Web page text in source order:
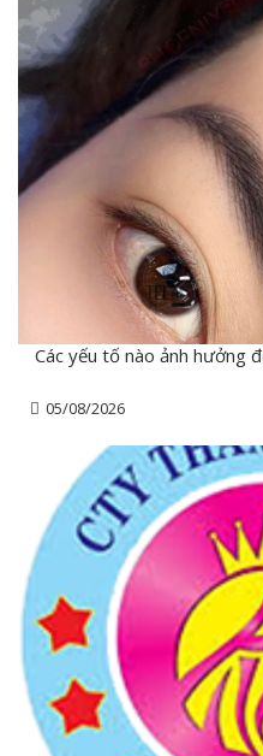
Các yếu tố nào ảnh hưởng
05/08/2026